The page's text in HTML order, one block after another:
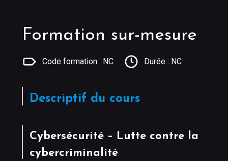
Formation sur-mesure
Code formation : NC Durée : NC
Descriptif du cours
Cybersécurité – Lutte contre la
cybercriminalité